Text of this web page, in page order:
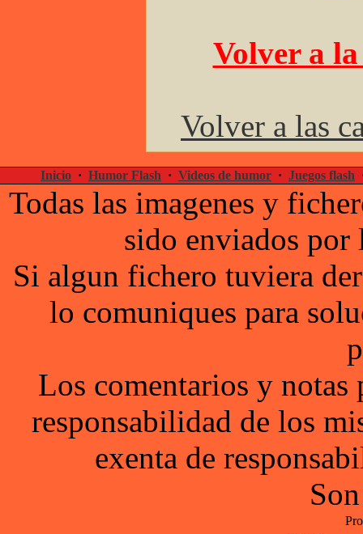
Volver a
Volver a las
Inicio · Humor Flash · Videos de humor · Juegos flash
Todas las imagenes y
sido enviados por
Si algun fichero tuviera
lo comuniques para
Los comentarios y notas
responsabilidad de los
exenta de